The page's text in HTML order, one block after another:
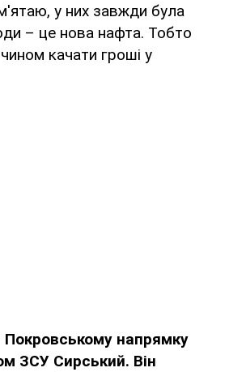
у них завжди була
– це нова нафта. Тобто
качати гроші у
напрямку
ЗСУ Сирський. Він